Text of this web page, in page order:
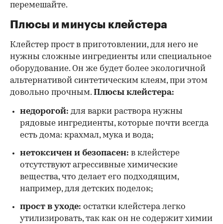
перемешайте.
Плюсы и минусы клейстера
Клейстер прост в приготовлении, для него не
нужны сложные ингредиенты или специальное
оборудование. Он же будет более экологичной
альтернативой синтетическим клеям, при этом
довольно прочным. Плюсы клейстера:
недорогой: для варки раствора нужны
рядовые ингредиенты, которые почти всегда
есть дома: крахмал, мука и вода;
нетоксичен и безопасен: в клейстере
отсутствуют агрессивные химические
вещества, что делает его подходящим,
например, для детских поделок;
прост в уходе: остатки клейстера легко
утилизировать, так как он не содержит химии